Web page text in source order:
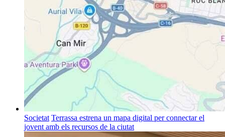
Societat Terrassa estrena un mapa digital per connectar el
jovent amb els recursos de la ciutat